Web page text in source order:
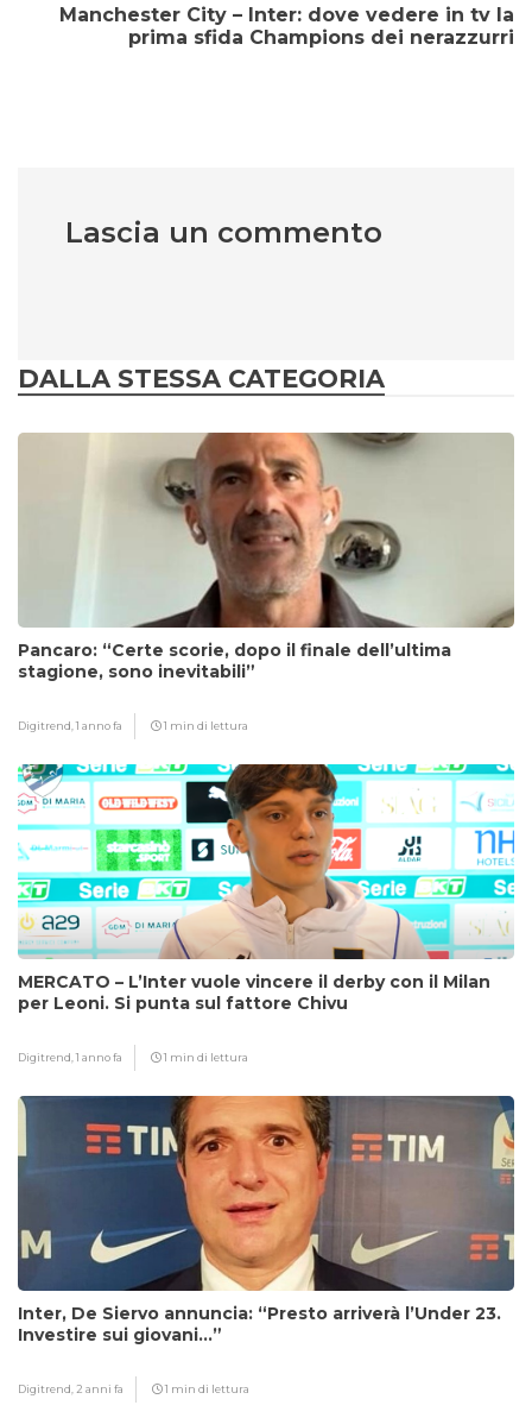
Manchester City – Inter: dove vedere in tv la
prima sfida Champions dei nerazzurri
Lascia un commento
DALLA STESSA CATEGORIA
Pancaro: “Certe scorie, dopo il finale dell’ultima
stagione, sono inevitabili”
Digitrend,1 anno fa 1 min di lettura
MERCATO – L’Inter vuole vincere il derby con il Milan
per Leoni. Si punta sul fattore Chivu
Digitrend,1 anno fa 1 min di lettura
Inter, De Siervo annuncia: “Presto arriverà l’Under 23.
Investire sui giovani…”
Digitrend, 2 anni fa 1 min di lettura